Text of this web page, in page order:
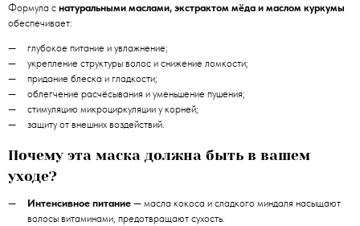
Формула с натуральными маслами, экстрактом мёда и маслом куркумы
обеспечивает:
глубокое питание и увлажнение;
укрепление структуры волос и снижение ломкости;
придание блеска и гладкости;
облегчение расчёсывания и уменьшение пушения;
стимуляцию микроциркуляции у корней;
защиту от внешних воздействий.
Почему эта маска должна быть в вашем
уходе?
Интенсивное питание — масла кокоса и сладкого миндаля насыщают
волосы витаминами, предотвращают сухость.